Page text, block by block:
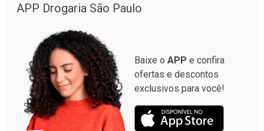
APP Drogaria São Paulo
Baixe o APP e confira
ofertas e descontos
exclusivos para você!